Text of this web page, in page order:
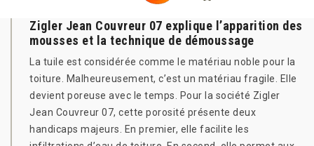
Zigler Jean Couvreur 07 explique l’apparition des
mousses et la technique de démoussage
La tuile est considérée comme le matériau noble pour la
toiture. Malheureusement, c’est un matériau fragile. Elle
devient poreuse avec le temps. Pour la société Zigler
Jean Couvreur 07, cette porosité présente deux
handicaps majeurs. En premier, elle facilite les